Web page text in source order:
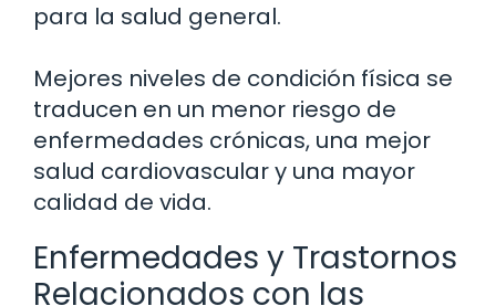
para la salud general.
Mejores niveles de condición física se
traducen en un menor riesgo de
enfermedades crónicas, una mejor
salud cardiovascular y una mayor
calidad de vida.
Enfermedades y Trastornos
Relacionados con las